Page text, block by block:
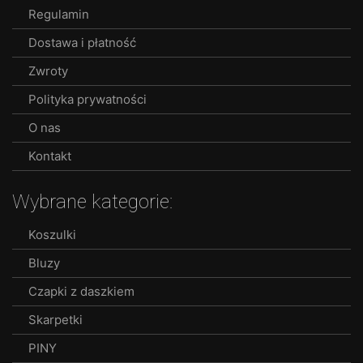
chosen
product
Regulamin
Dostawa i płatność
Zwroty
Polityka prywatności
O nas
Kontakt
Wybrane kategorie:
Koszulki
Bluzy
Czapki z daszkiem
Skarpetki
PINY